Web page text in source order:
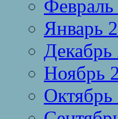
Февраль
Январь
Декабрь
Ноябрь
Октябрь